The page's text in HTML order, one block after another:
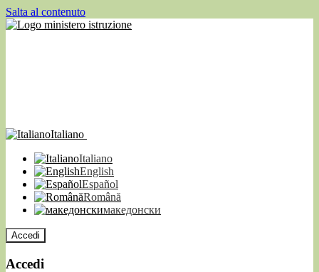
Salta al contenuto
Italiano
Italiano
English
Español
Română
македонски
Accedi
Accedi